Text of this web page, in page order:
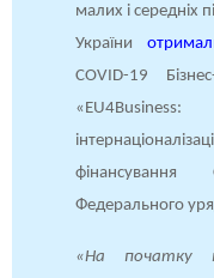
малих і середніх
України
COVID-19
«EU4Business:
Федерального
«На початку